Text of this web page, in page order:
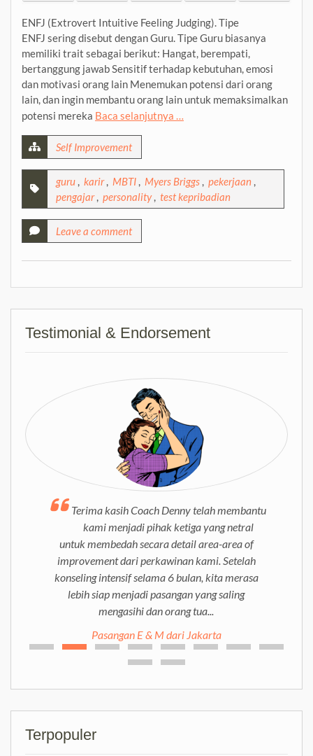
ENFJ (Extrovert Intuitive Feeling Judging). Tipe
ENFJ sering disebut dengan Guru. Tipe Guru biasanya
memiliki trait sebagai berikut: Hangat, berempati,
bertanggung jawab Sensitif terhadap kebutuhan, emosi
dan motivasi orang lain Menemukan potensi dari orang
lain, dan ingin membantu orang lain untuk memaksimalkan
potensi mereka Baca selanjutnya …
Self Improvement
guru , karir , MBTI , Myers Briggs , pekerjaan ,
pengajar , personality , test kepribadian
Leave a comment
Testimonial & Endorsement
Terima kasih Coach Denny telah membantu
kami menjadi pihak ketiga yang netral
untuk membedah secara detail area-area of
improvement dari perkawinan kami. Setelah
konseling intensif selama 6 bulan, kita merasa
lebih siap menjadi pasangan yang saling
mengasihi dan orang tua...
Pasangan E & M dari Jakarta
Terpopuler